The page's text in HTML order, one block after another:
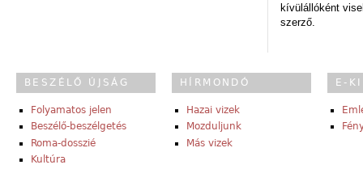
kívülállóként
szerző.
BESZÉLŐ ÚJSÁG
Folyamatos jelen
Beszélő-beszélgetés
Roma-dosszié
Kultúra
HÍRMONDÓ
Hazai vizek
Mozduljunk
Más vizek
E-